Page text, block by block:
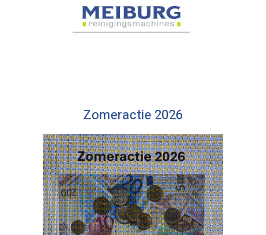
Zomeractie 2026